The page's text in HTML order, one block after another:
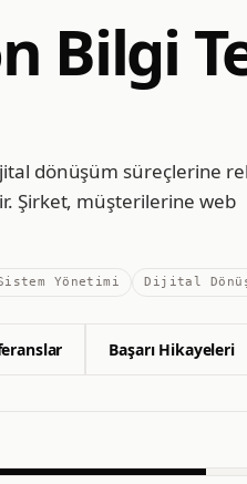
Bilgi
dönüşüm süreçlerine
Şirket, müşterilerine web
Yönetimi Dijital
Başarı Hikayeleri